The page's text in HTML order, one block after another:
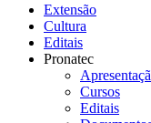
Extensão
Cultura
Editais
Pronatec
Cursos
Editais